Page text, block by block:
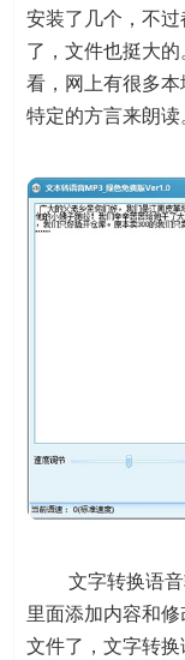
安装了几个，不
了，文件也挺大
看，网上有很多
特定的方言来朗读
文字转换语音
里面添加内容和
文件了，文字转